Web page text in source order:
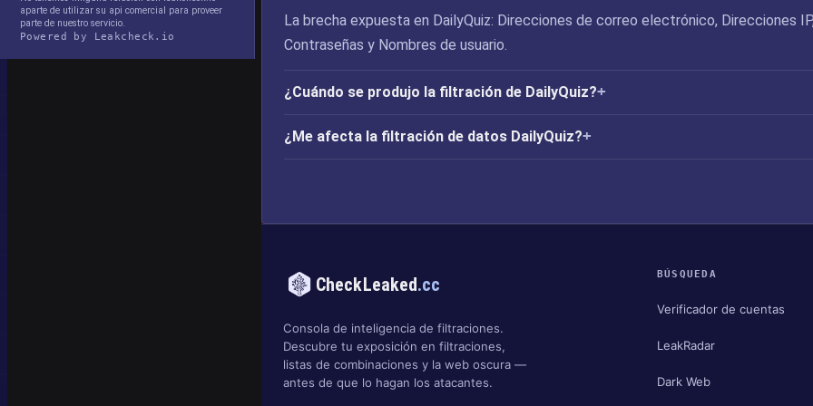
aparte de utilizar su api comercial para proveer
parte de nuestro servicio.
Powered by Leakcheck.io
La brecha expuesta en DailyQuiz: Direcciones de correo electrónico, Direcciones
Contraseñas y Nombres de usuario.
¿Cuándo se produjo la filtración de DailyQuiz?
¿Me afecta la filtración de datos DailyQuiz?
CheckLeaked.cc
Consola de inteligencia de filtraciones.
Descubre tu exposición en filtraciones,
listas de combinaciones y la web oscura —
antes de que lo hagan los atacantes.
BÚSQUEDA
Verificador de cuentas
LeakRadar
Dark Web